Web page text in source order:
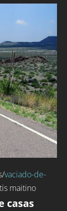
/vaciado-de-
maitino
casas